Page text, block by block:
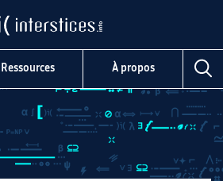
Ressources À propos